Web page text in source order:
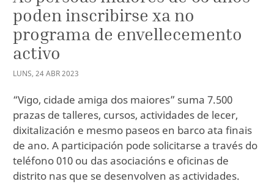
poden inscribirse xa no
programa de envellecemento
activo
LUNS, 24ABR2023
“Vigo, cidade amiga dos maiores” suma 7.500
prazas de talleres, cursos, actividades de lecer,
dixitalización e mesmo paseos en barco ata finais
de ano. A participación pode solicitarse a través do
teléfono 010 ou das asociacións e oficinas de
distrito nas que se desenvolven as actividades.